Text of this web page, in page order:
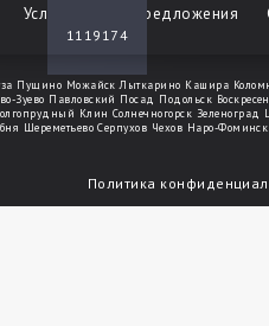
Услуги Спецпредложения
1119174
Пущино Можайск Лыткарино Кашира
Зуево Павловский Посад Подольск
Клин Солнечногорск Зеленоград
Шереметьево Серпухов Чехов Наро-Фоминск
Политика